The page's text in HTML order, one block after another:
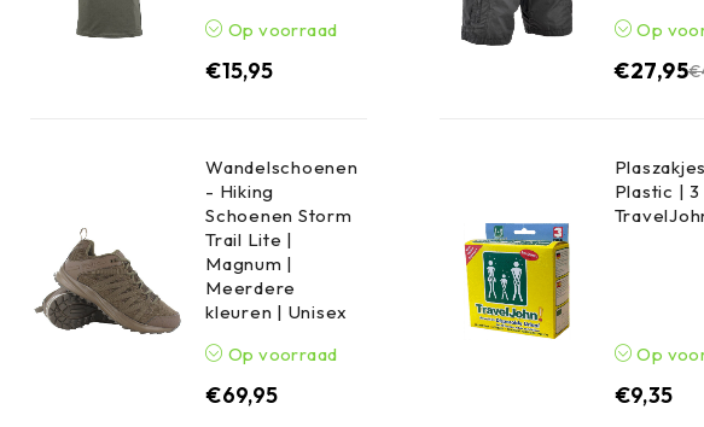
Op voorraad
€15,95
Op
€
€27,95
Wandelschoenen
- Hiking
Schoenen Storm
Trail Lite |
Magnum |
Meerdere
kleuren | Unisex
Op voorraad
€69,95
Plastic | 3
Op
€9,35